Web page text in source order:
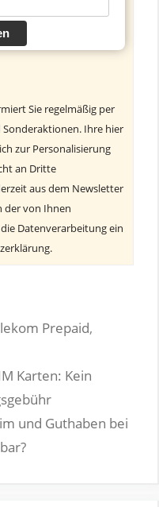
Sie regelmäßig per
Ihre hier
zur Personalisierung
an Dritte
aus dem Newsletter
der von Ihnen
Datenverarbeitung ein
Prepaid,
Karten: Kein
und Guthaben bei